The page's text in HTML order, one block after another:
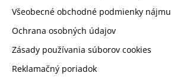
Všeobecné obchodné podmienky nájmu
Ochrana osobných údajov
Zásady používania súborov cookies
Reklamačný poriadok